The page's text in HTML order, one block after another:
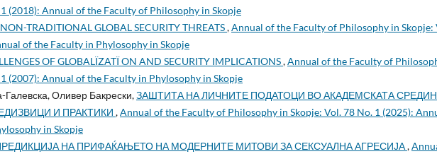
(2018): Annual of the Faculty of Philosophy in Skopje
NON-TRADITIONAL GLOBAL SECURITY THREATS,Annual of the Faculty of Philosophy in Skopje:
of the Faculty in Phylosophy in Skopje
OF GLOBALÏZATÏ ON AND SECURITY IMPLICATIONS,Annual of the Faculty of
(2007): Annual of the Faculty in Phylosophy in Skopje
Галевска, Оливер Бакрески,ЗАШТИТА НА ЛИЧНИТЕ ПОДАТОЦИ ВО АКАДЕМСКАТА
И ПРАКТИКИ ,Annual of the Faculty of Philosophy in Skopje: Vol. 78 No. 1 (2025):
in Skopje
НА ПРИФАЌАЊЕТО НА МОДЕРНИТЕ МИТОВИ ЗА СЕКСУАЛНА АГРЕСИЈА,